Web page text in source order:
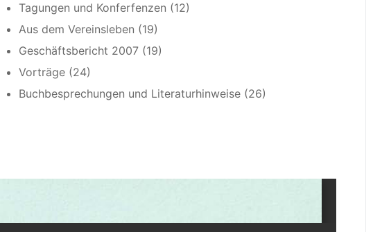
Tagungen und Konferfenzen (12)
Aus dem Vereinsleben (19)
Geschäftsbericht 2007 (19)
Vorträge (24)
Buchbesprechungen und Literaturhinweise (26)